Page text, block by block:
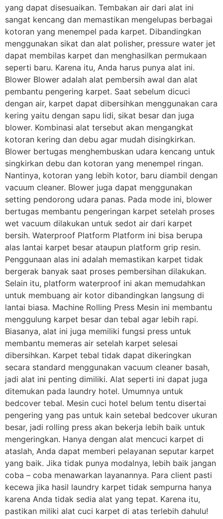
yang dapat disesuaikan. Tembakan air dari alat ini
sangat kencang dan memastikan mengelupas berbagai
kotoran yang menempel pada karpet. Dibandingkan
menggunakan sikat dan alat polisher, pressure water jet
dapat membilas karpet dan menghasilkan permukaan
seperti baru. Karena itu, Anda harus punya alat ini.
Blower Blower adalah alat pembersih awal dan alat
pembantu pengering karpet. Saat sebelum dicuci
dengan air, karpet dapat dibersihkan menggunakan cara
kering yaitu dengan sapu lidi, sikat besar dan juga
blower. Kombinasi alat tersebut akan mengangkat
kotoran kering dan debu agar mudah disingkirkan.
Blower bertugas menghembuskan udara kencang untuk
singkirkan debu dan kotoran yang menempel ringan.
Nantinya, kotoran yang lebih kotor, baru diambil dengan
vacuum cleaner. Blower juga dapat menggunakan
setting pendorong udara panas. Pada mode ini, blower
bertugas membantu pengeringan karpet setelah proses
wet vacuum dilakukan untuk sedot air dari karpet
bersih. Waterproof Platform Platform ini bisa berupa
alas lantai karpet besar ataupun platform grip resin.
Penggunaan alas ini adalah memastikan karpet tidak
bergerak banyak saat proses pembersihan dilakukan.
Selain itu, platform waterproof ini akan memudahkan
untuk membuang air kotor dibandingkan langsung di
lantai biasa. Machine Rolling Press Mesin ini membantu
menggulung karpet besar dan tebal agar lebih rapi.
Biasanya, alat ini juga memiliki fungsi press untuk
membantu memeras air setelah karpet selesai
dibersihkan. Karpet tebal tidak dapat dikeringkan
secara standard menggunakan vacuum cleaner basah,
jadi alat ini penting dimiliki. Alat seperti ini dapat juga
ditemukan pada laundry hotel. Umumnya untuk
bedcover tebal. Mesin cuci hotel belum tentu disertai
pengering yang pas untuk kain setebal bedcover ukuran
besar, jadi rolling press akan bekerja lebih baik untuk
mengeringkan. Hanya dengan alat mencuci karpet di
ataslah, Anda dapat memberi pelayanan seputar karpet
yang baik. Jika tidak punya modalnya, lebih baik jangan
coba – coba menawarkan layanannya. Para client pasti
kecewa jika hasil laundry karpet tidak sempurna hanya
karena Anda tidak sedia alat yang tepat. Karena itu,
pastikan miliki alat cuci karpet di atas terlebih dahulu!